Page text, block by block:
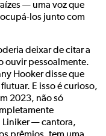
— uma voz que
los junto com
deixar de citar a
ouvir pessoalmente.
Hooker disse que
E isso é curioso,
2023, não só
Liniker — cantora,